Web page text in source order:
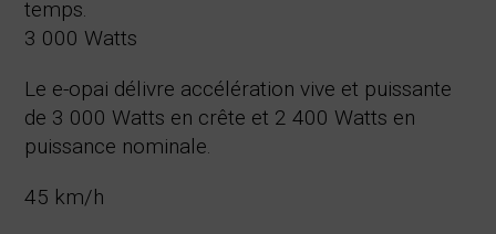
temps.
3 000 Watts
Le e-opai délivre accélération vive et puissante
de 3 000 Watts en crête et 2 400 Watts en
puissance nominale.
45 km/h